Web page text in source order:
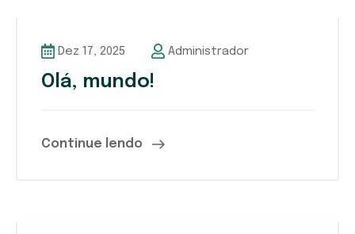
Dez 17, 2025 Administrador
Olá, mundo!
Continue lendo